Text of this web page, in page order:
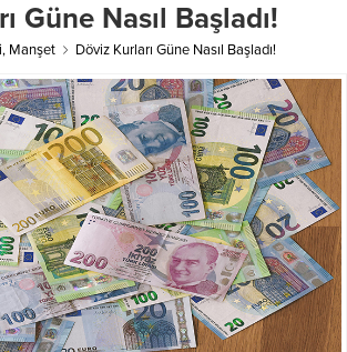
Güne Nasıl Başladı!
, Manşet Döviz Kurları Güne Nasıl Başladı!